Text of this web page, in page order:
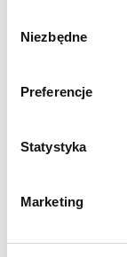
zgody
Niezbędne
Preferencje
Statystyka
Marketing
Parawany
Urządzenia
Zobacz wszystko